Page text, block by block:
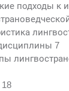
подходы к
7